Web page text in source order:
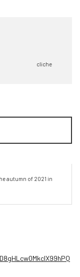
cliche
autumn of 2021 in